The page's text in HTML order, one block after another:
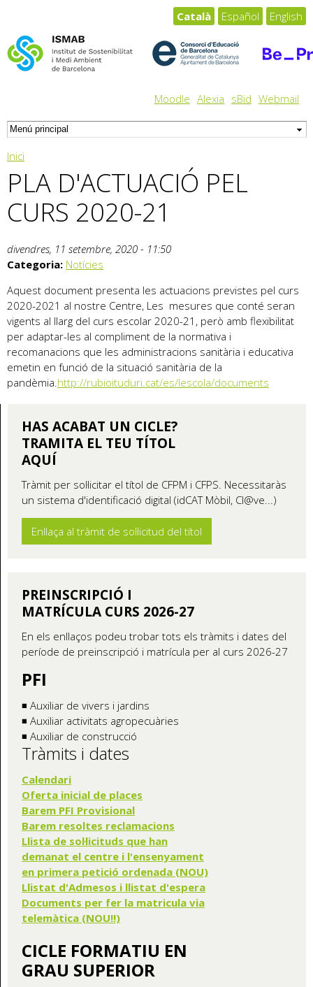
Moodle Alexia sBid Webmail
Català Español English
Esteu aquí
Inici
PLA D'ACTUACIÓ PEL
CURS 2020-21
divendres, 11 setembre, 2020 - 11:50
Categoria: Notícies
Aquest document presenta les actuacions previstes pel curs
2020-2021 al nostre Centre, Les mesures que conté seran
vigents al llarg del curs escolar 2020-21, però amb flexibilitat
per adaptar-les al compliment de la normativa i
recomanacions que les administracions sanitària i educativa
emetin en funció de la situació sanitària de la
pandèmia.http://rubioituduri.cat/es/lescola/documents
HAS ACABAT UN CICLE?
TRAMITA EL TEU TÍTOL
AQUÍ
Tràmit per sol·licitar el títol de CFPM i CFPS. Necessitaràs
un sistema d'identificació digital (idCAT Mòbil, Cl@ve...)
Enllaça al tràmit de sol·licitud del títol
PREINSCRIPCIÓ I
MATRÍCULA CURS 2026-27
En els enllaços podeu trobar tots els tràmits i dates del
període de preinscripció i matrícula per al curs 2026-27
PFI
◾ Auxiliar de vivers i jardins
◾ Auxiliar activitats agropecuàries
◾ Auxiliar de construcció
Tràmits i dates
Calendari
Oferta inicial de places
Barem PFI Provisional
Barem resoltes reclamacions
Llista de sol·licituds que han
demanat el centre i l'ensenyament
en primera petició ordenada (NOU)
Llistat d'Admesos i llistat d'espera
Documents per fer la matricula via
telemàtica (NOU!!)
CICLE FORMATIU EN
GRAU SUPERIOR